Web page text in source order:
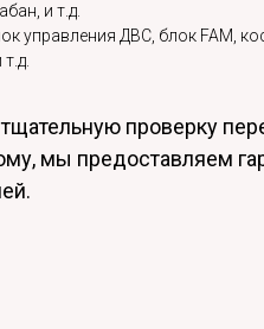
и т.д.
управления ДВС, блок FAM,
проверку
мы предоставляем